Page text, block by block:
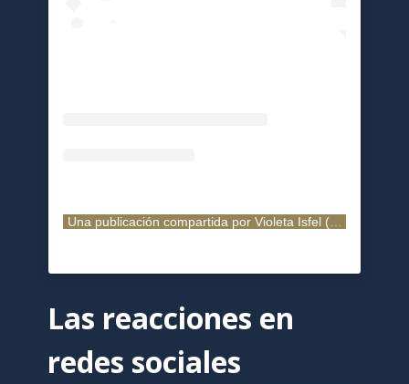
Una publicación compartida por Violeta Isfel (@violetaisfel)
Las reacciones en
redes sociales